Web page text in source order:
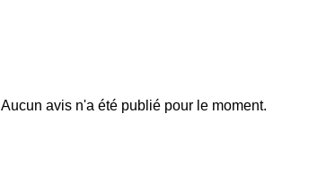
Aucun avis n'a été publié pour le moment.